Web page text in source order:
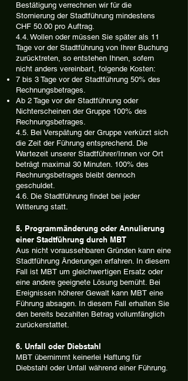
Bestätigung verrechnen wir für die
Stornierung der Stadtführung mindestens
CHF 50.00 pro Auftrag.
4.4. Wollen oder müssen Sie später als 11
Tage vor der Stadtführung von Ihrer Buchung
zurücktreten, so entstehen Ihnen, sofern
nicht anders vereinbart, folgende Kosten:
7 bis 3 Tage vor der Stadtführung 50% des
Rechnungsbetrages.
Ab 2 Tage vor der Stadtführung oder
Nichterscheinen der Gruppe 100% des
Rechnungsbetrages.
4.5. Bei Verspätung der Gruppe verkürzt sich
die Zeit der Führung entsprechend. Die
Wartezeit unserer Stadtführer/Innen vor Ort
beträgt maximal 30 Minuten. 100% des
Rechnungsbetrages bleibt dennoch
geschuldet.
4.6. Die Stadtführung findet bei jeder
Witterung statt.
5. Programmänderung oder Annulierung
einer Stadtführung durch MBT
Aus nicht voraussehbaren Gründen kann eine
Stadtführung Änderungen erfahren. In diesem
Fall ist MBT um gleichwertigen Ersatz oder
eine andere geeignete Lösung bemüht. Bei
Ereignissen höherer Gewalt kann MBT eine
Führung absagen. In diesem Fall erhalten Sie
den bereits bezahlten Betrag vollumfänglich
zurückerstattet.
6. Unfall oder Diebstahl
MBT übernimmt keinerlei Haftung für
Diebstahl oder Unfall während einer Führung.